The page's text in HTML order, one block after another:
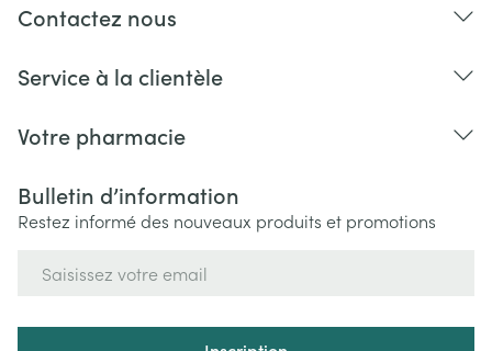
Contactez nous
Service à la clientèle
Votre pharmacie
Bulletin d’information
Restez informé des nouveaux produits et promotions